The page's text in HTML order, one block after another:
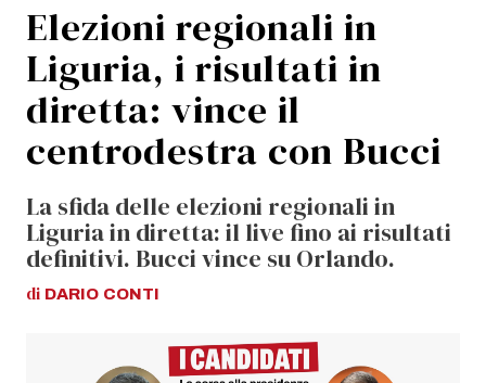
Elezioni regionali in
Liguria, i risultati in
diretta: vince il
centrodestra con Bucci
La sfida delle elezioni regionali in
Liguria in diretta: il live fino ai risultati
definitivi. Bucci vince su Orlando.
di DARIO CONTI